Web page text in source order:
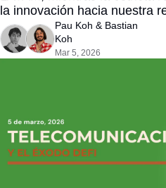
la innovación hacia nuestra
Pau Koh & Bastian
Koh
Mar 5, 2026